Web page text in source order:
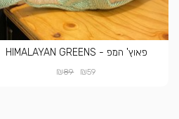
פאוץ' המפ - HIMALAYAN GREENS
₪59
₪89